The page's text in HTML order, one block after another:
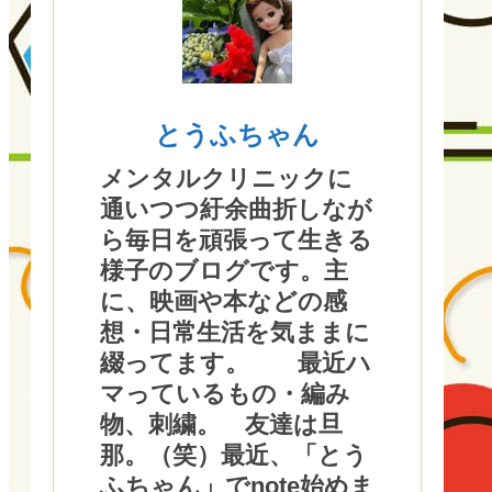
とうふちゃん
メンタルクリニックに
通いつつ紆余曲折しなが
ら毎日を頑張って生きる
様子のブログです。主
に、映画や本などの感
想・日常生活を気ままに
綴ってます。 最近ハ
マっているもの・編み
物、刺繍。 友達は旦
那。（笑）最近、「とう
ふちゃん」でnote始めま